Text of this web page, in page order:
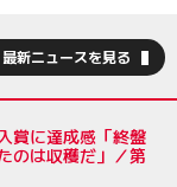
新ニュースを見る
賞に達成感「終盤
のは収穫だ」／第